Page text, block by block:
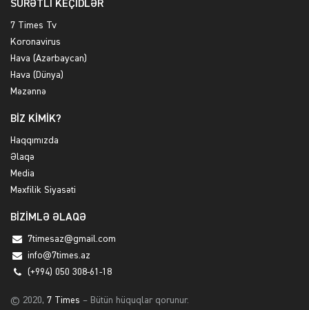
SÜRƏTLİ KEÇİDLƏR
7 Times Tv
Koronavirus
Hava (Azərbaycan)
Hava (Dünya)
Məzənnə
BİZ KİMİK?
Haqqımızda
Əlaqə
Media
Məxfilik Siyasəti
BİZİMLƏ ƏLAQƏ
7timesaz@gmail.com
info@7times.az
(+994) 050 308-61-18
© 2020, 7 Times – Bütün hüquqlar qorunur.